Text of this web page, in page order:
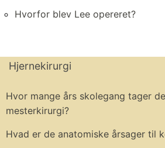
Hvorfor blev Lee opereret?
Hjernekirurgi
Hvor mange års skolegang tager
mesterkirurgi?
Hvad er de anatomiske årsager til